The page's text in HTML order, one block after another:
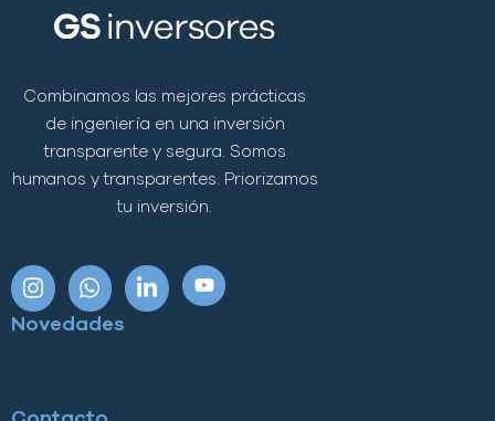
Combinamos las mejores prácticas
de ingeniería en una inversión
transparente y segura. Somos
humanos y transparentes. Priorizamos
tu inversión.
Novedades